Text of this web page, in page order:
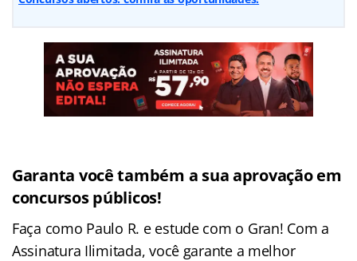
Garanta você também a sua aprovação em
concursos públicos!
Faça como Paulo R. e estude com o Gran! Com a
Assinatura Ilimitada, você garante a melhor